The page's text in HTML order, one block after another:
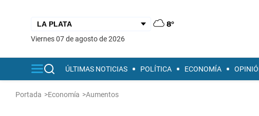
8°
viernes 07 de agosto de 2026
ÚLTIMAS NOTICIAS POLÍTICA ECONOMÍA
Portada >Economía >Aumentos